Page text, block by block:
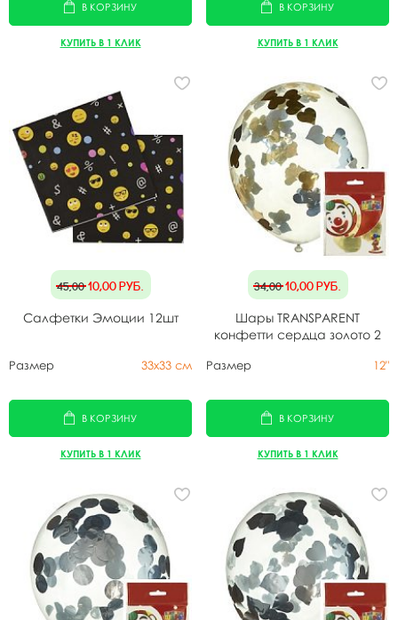
В КОРЗИНУ
КУПИТЬ В 1 КЛИК
В КОРЗИНУ
КУПИТЬ В 1 КЛИК
45,0010,00руб.
Салфетки Эмоции 12шт
Размер 33х33 см
В КОРЗИНУ
КУПИТЬ В 1 КЛИК
34,0010,00руб.
Шары TRANSPARENT
конфетти сердца золото 2
Размер 12"
В КОРЗИНУ
КУПИТЬ В 1 КЛИК